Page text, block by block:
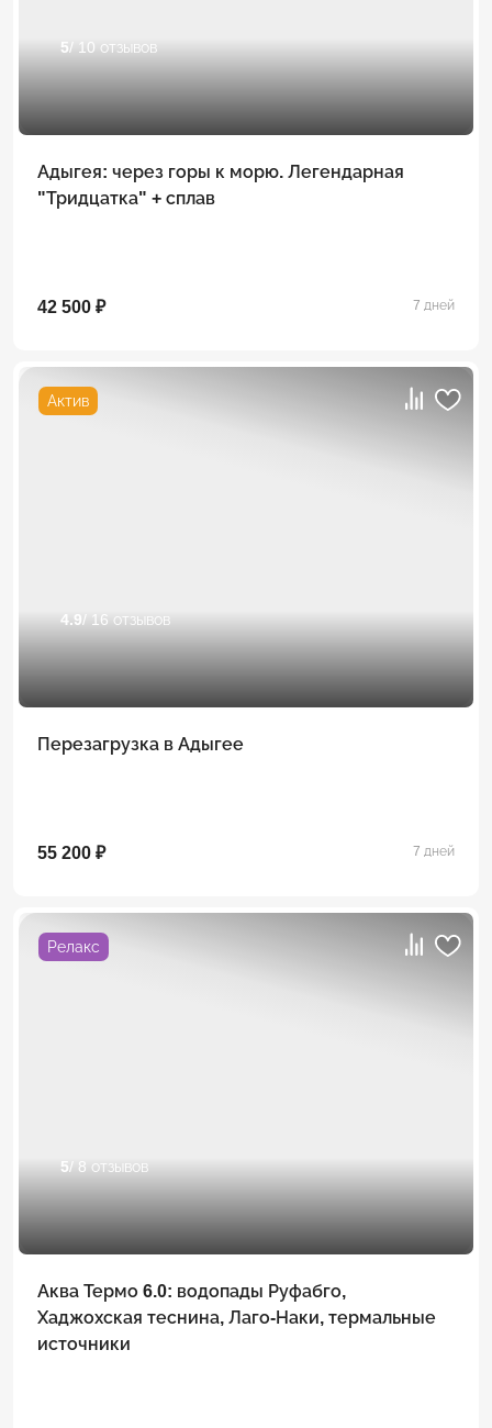
5/ 10 отзывов
Адыгея: через горы к морю. Легендарная
"Тридцатка" + сплав
42 500 ₽ 7 дней
Актив
4.9/ 16 отзывов
Перезагрузка в Адыгее
55 200 ₽ 7 дней
Релакс
5/ 8 отзывов
Аква Термо 6.0: водопады Руфабго,
Хаджохская теснина, Лаго-Наки, термальные
источники